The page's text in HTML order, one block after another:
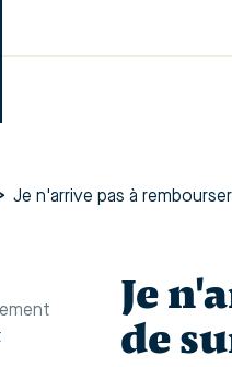
Je n'arrive pas à
Je
de